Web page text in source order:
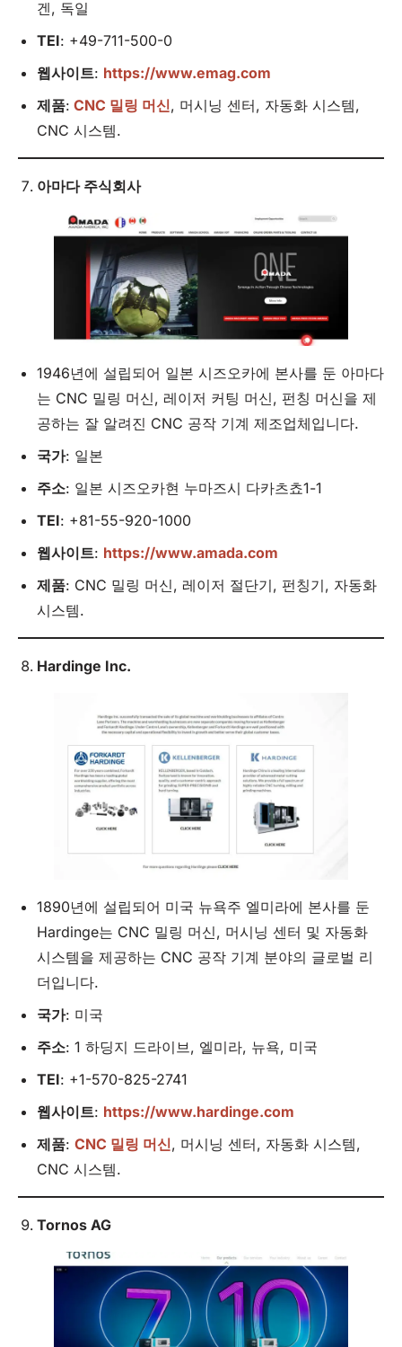
겐, 독일
TEI: +49-711-500-0
웹사이트: https://www.emag.com
제품: CNC 밀링 머신, 머시닝 센터, 자동화 시스템,
CNC 시스템.
아마다 주식회사
1946년에 설립되어 일본 시즈오카에 본사를 둔 아마다
는 CNC 밀링 머신, 레이저 커팅 머신, 펀칭 머신을 제
공하는 잘 알려진 CNC 공작 기계 제조업체입니다.
국가: 일본
주소: 일본 시즈오카현 누마즈시 다카츠쵸1-1
TEI: +81-55-920-1000
웹사이트: https://www.amada.com
제품: CNC 밀링 머신, 레이저 절단기, 펀칭기, 자동화
시스템.
Hardinge Inc.
1890년에 설립되어 미국 뉴욕주 엘미라에 본사를 둔
Hardinge는 CNC 밀링 머신, 머시닝 센터 및 자동화
시스템을 제공하는 CNC 공작 기계 분야의 글로벌 리
더입니다.
국가: 미국
주소: 1 하딩지 드라이브, 엘미라, 뉴욕, 미국
TEI: +1-570-825-2741
웹사이트: https://www.hardinge.com
제품: CNC 밀링 머신, 머시닝 센터, 자동화 시스템,
CNC 시스템.
Tornos AG